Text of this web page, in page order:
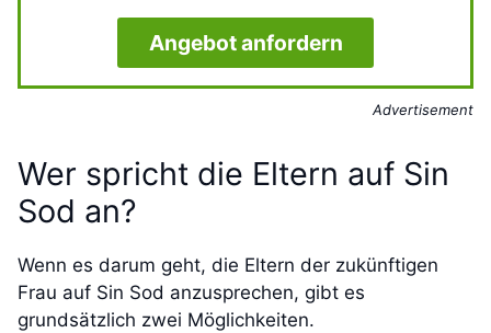
Angebot anfordern
Advertisement
Wer spricht die Eltern auf Sin
Sod an?
Wenn es darum geht, die Eltern der zukünftigen
Frau auf Sin Sod anzusprechen, gibt es
grundsätzlich zwei Möglichkeiten.